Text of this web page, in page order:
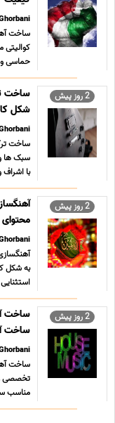
ساخت
حماسی و
تلگرام
... ...
2 روز پیش
ساخت
شکل
ساخت
سبک ها
با
مستمر
های
2 روز پیش
به شکل
روبیکا
2 روز پیش
ساخت
ساخت
ساخت
تخصصی و
مناسب
انرژی و